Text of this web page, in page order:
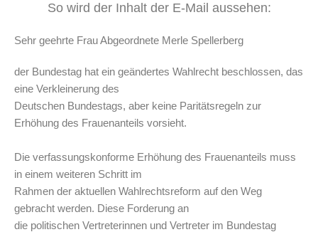
So wird der Inhalt der E-Mail aussehen:
Sehr geehrte Frau Abgeordnete Merle Spellerberg
der Bundestag hat ein geändertes Wahlrecht beschlossen, das
eine Verkleinerung des
Deutschen Bundestags, aber keine Paritätsregeln zur
Erhöhung des Frauenanteils vorsieht.
Die verfassungskonforme Erhöhung des Frauenanteils muss
in einem weiteren Schritt im
Rahmen der aktuellen Wahlrechtsreform auf den Weg
gebracht werden. Diese Forderung an
die politischen Vertreterinnen und Vertreter im Bundestag